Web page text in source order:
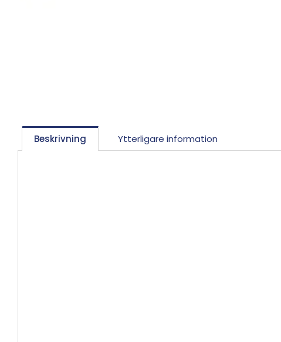
Beskrivning Ytterligare information